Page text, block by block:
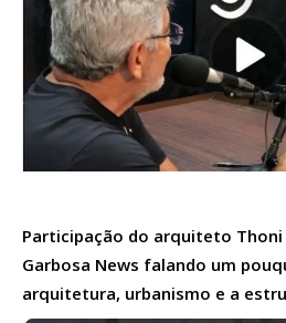
Participação do arquiteto
Garbosa News falando um
arquitetura, urbanismo e a